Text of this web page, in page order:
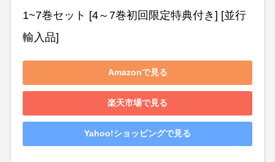
1~7巻セット [4～7巻初回限定特典付き] [並行
輸入品]
Amazonで見る
楽天市場で見る
Yahoo!ショッピングで見る